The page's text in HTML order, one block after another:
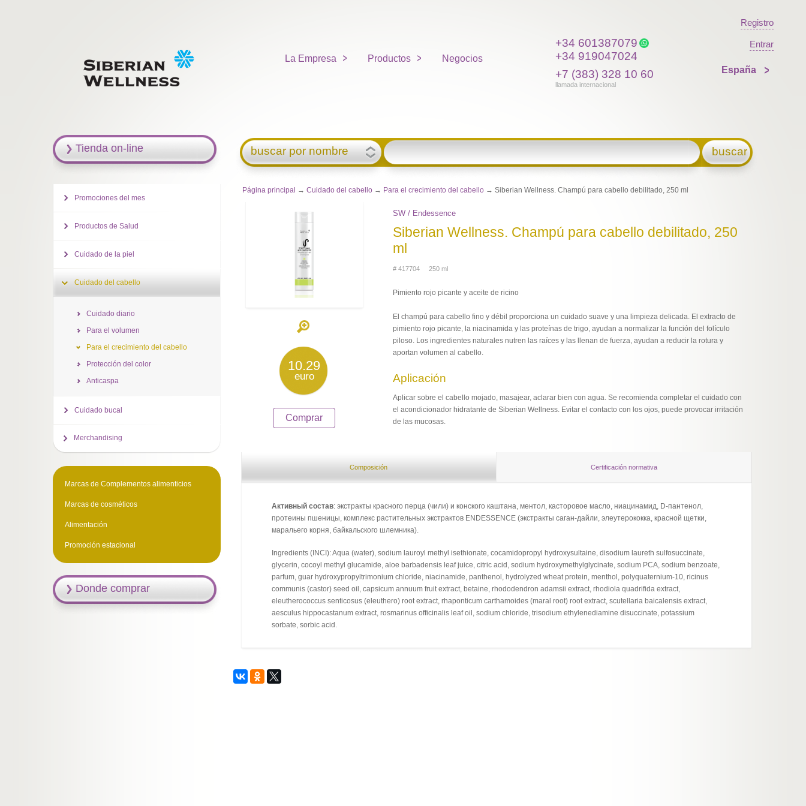
La Empresa Productos Negocios
+34 601387079
+34 919047024
+7 (383) 328 10 60
llamada internacional
Registro
Entrar
España
buscar por nombre buscar
Página principal → Cuidado del cabello → Para el crecimiento del cabello → Siberian Wellness. Champú para cabello debilitado, 250 ml
10.29
euro
Comprar
SW / Endessence
Siberian Wellness. Champú para cabello debilitado, 250
ml
# 417704 250 ml
Pimiento rojo picante y aceite de ricino
El champú para cabello fino y débil proporciona un cuidado suave y una limpieza delicada. El extracto de
pimiento rojo picante, la niacinamida y las proteínas de trigo, ayudan a normalizar la función del folículo
piloso. Los ingredientes naturales nutren las raíces y las llenan de fuerza, ayudan a reducir la rotura y
aportan volumen al cabello.
Aplicación
Aplicar sobre el cabello mojado, masajear, aclarar bien con agua. Se recomienda completar el cuidado con
el acondicionador hidratante de Siberian Wellness. Evitar el contacto con los ojos, puede provocar irritación
de las mucosas.
Composición Certificación normativa
Активный состав: экстракты красного перца (чили) и конского каштана, ментол, касторовое масло, ниацинамид, D-пантенол,
протеины пшеницы, комплекс растительных экстрактов ENDESSENCE (экстракты саган-дайли, элеутерококка, красной щетки,
маральего корня, байкальского шлемника).
Ingredients (INCI): Aqua (water), sodium lauroyl methyl isethionate, cocamidopropyl hydroxysultaine, disodium laureth sulfosuccinate,
glycerin, cocoyl methyl glucamide, aloe barbadensis leaf juice, citric acid, sodium hydroxymethylglycinate, sodium PCA, sodium benzoate,
parfum, guar hydroxypropyltrimonium chloride, niacinamide, panthenol, hydrolyzed wheat protein, menthol, polyquaternium-10, ricinus
communis (castor) seed oil, capsicum annuum fruit extract, betaine, rhododendron adamsii extract, rhodiola quadrifida extract,
eleutherococcus senticosus (eleuthero) root extract, rhaponticum carthamoides (maral root) root extract, scutellaria baicalensis extract,
aesculus hippocastanum extract, rosmarinus officinalis leaf oil, sodium chloride, trisodium ethylenediamine disuccinate, potassium
sorbate, sorbic acid.
Tienda on-line
Promociones del mes
Productos de Salud
Cuidado de la piel
Cuidado del cabello
Cuidado diario
Para el volumen
Para el crecimiento del cabello
Protección del color
Anticaspa
Cuidado bucal
Merchandising
Marcas de Complementos alimenticios
Marcas de cosméticos
Alimentación
Promoción estacional
Donde comprar